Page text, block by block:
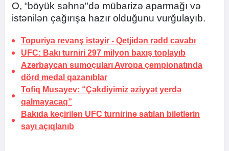
O, “böyük səhnə"də mübarizə aparmağı və
istənilən çağırışa hazır olduğunu vurğulayıb.
Topuriya revanş istəyir - Qetjidən rədd cavabı
UFC: Bakı turniri 297 milyon baxış toplayıb
Azərbaycan sumoçuları Avropa çempionatında
dörd medal qazanıblar
Tofiq Musayev: “Çəkdiyimiz əziyyət yerdə
qalmayacaq”
Bakıda keçirilən UFC turnirinə satılan biletlərin
sayı açıqlanıb